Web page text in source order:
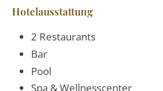
Hotelausstattung
2 Restaurants
Bar
Pool
Spa & Wellnesscenter